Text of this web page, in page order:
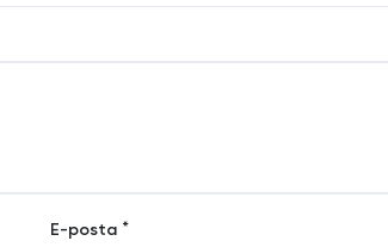
E-posta *